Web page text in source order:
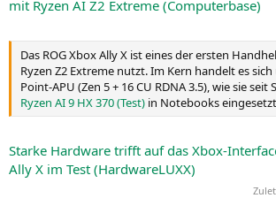
mit Ryzen AI Z2 Extreme (Computerbase)
Das ROG Xbox Ally X ist eines der ersten
Ryzen Z2 Extreme nutzt. Im Kern handelt es
Point-APU (Zen 5 + 16 CU RDNA 3.5), wie sie seit
Ryzen AI 9 HX 370 (Test) in Notebooks
Starke Hardware trifft auf das Xbox-
Ally X im Test (HardwareLUXX)